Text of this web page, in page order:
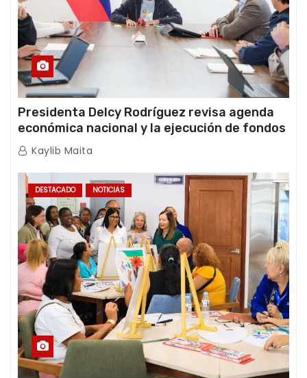
Presidenta Delcy Rodríguez revisa agenda
económica nacional y la ejecución de fondos
de emergencia post-sismos
Kaylib Maita
DESTACADO NOTICIAS